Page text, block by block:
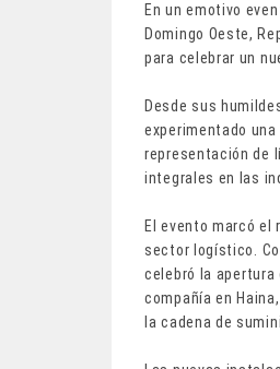
En un emotivo
Domingo Oeste,
para celebrar un
Desde sus
experimentado
representación de
integrales en las
El evento marcó el
sector logístico.
celebró la
compañía en
la cadena de